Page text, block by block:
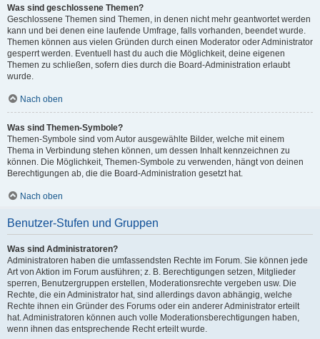
Was sind geschlossene Themen?
Geschlossene Themen sind Themen, in denen nicht mehr geantwortet werden
kann und bei denen eine laufende Umfrage, falls vorhanden, beendet wurde.
Themen können aus vielen Gründen durch einen Moderator oder Administrator
gesperrt werden. Eventuell hast du auch die Möglichkeit, deine eigenen
Themen zu schließen, sofern dies durch die Board-Administration erlaubt
wurde.
Nach oben
Was sind Themen-Symbole?
Themen-Symbole sind vom Autor ausgewählte Bilder, welche mit einem
Thema in Verbindung stehen können, um dessen Inhalt kennzeichnen zu
können. Die Möglichkeit, Themen-Symbole zu verwenden, hängt von deinen
Berechtigungen ab, die die Board-Administration gesetzt hat.
Nach oben
Benutzer-Stufen und Gruppen
Was sind Administratoren?
Administratoren haben die umfassendsten Rechte im Forum. Sie können jede
Art von Aktion im Forum ausführen; z. B. Berechtigungen setzen, Mitglieder
sperren, Benutzergruppen erstellen, Moderationsrechte vergeben usw. Die
Rechte, die ein Administrator hat, sind allerdings davon abhängig, welche
Rechte ihnen ein Gründer des Forums oder ein anderer Administrator erteilt
hat. Administratoren können auch volle Moderationsberechtigungen haben,
wenn ihnen das entsprechende Recht erteilt wurde.